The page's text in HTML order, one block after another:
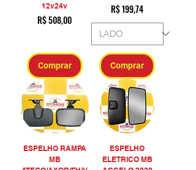
12v24v
Preço
R$ 508,00
Comprar
Preço
R$ 199,74
Comprar
ESPELHO RAMPA
MB
ESPELHO
ELETRICO MB